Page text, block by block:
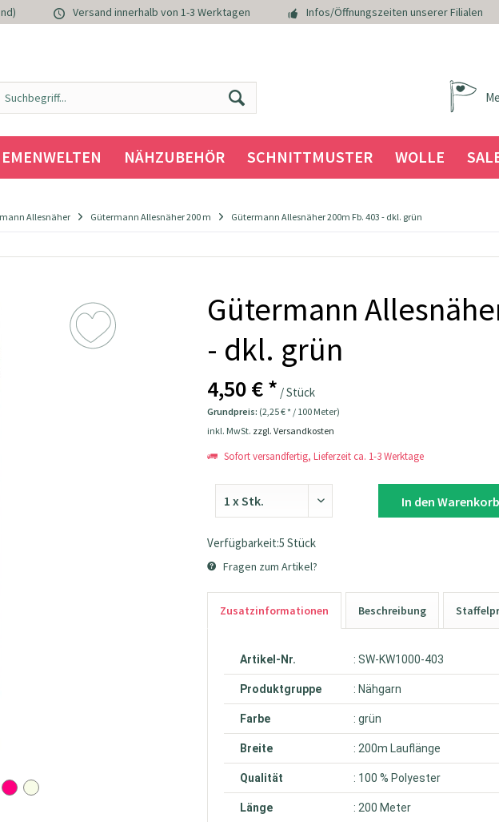
Versand innerhalb von 1-3 Werktagen Infos/Öffnungszeiten unserer Filialen
NÄHZUBEHÖR SCHNITTMUSTER WOLLE
Allesnäher Gütermann Allesnäher 200 m Gütermann Allesnäher 200m Fb. 403 - dkl. grün
Gütermann
- dkl. grün
4,50 € * / Stück
Grundpreis: (2,25 € * / 100 Meter)
inkl. MwSt. zzgl. Versandkosten
Sofort versandfertig, Lieferzeit ca. 1-3 Werktage
In den Warenkorb
Verfügbarkeit:5 Stück
Fragen zum Artikel?
Zusatzinformationen Beschreibung
Artikel-Nr. : SW-KW1000-403
Produktgruppe : Nähgarn
Farbe : grün
Breite : 200m Lauflänge
Qualität : 100 % Polyester
Länge : 200 Meter